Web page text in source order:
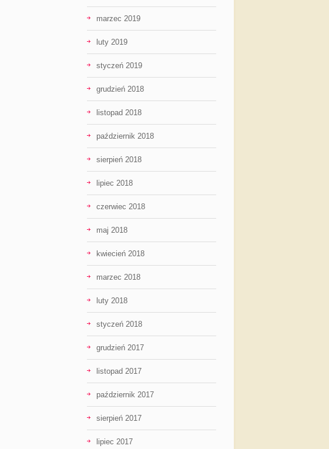
marzec 2019
luty 2019
styczeń 2019
grudzień 2018
listopad 2018
październik 2018
sierpień 2018
lipiec 2018
czerwiec 2018
maj 2018
kwiecień 2018
marzec 2018
luty 2018
styczeń 2018
grudzień 2017
listopad 2017
październik 2017
sierpień 2017
lipiec 2017